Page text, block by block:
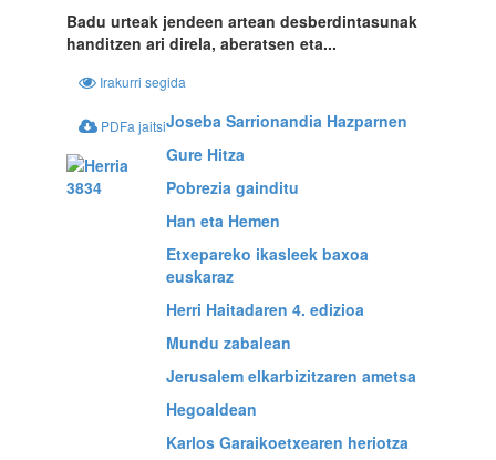
Badu urteak jendeen artean desberdintasunak
handitzen ari direla, aberatsen eta...
Irakurri segida
PDFa jaitsiJoseba Sarrionandia Hazparnen
Gure Hitza
Pobrezia gainditu
Han eta Hemen
Etxepareko ikasleek baxoa
euskaraz
Herri Haitadaren 4. edizioa
Mundu zabalean
Jerusalem elkarbizitzaren ametsa
Hegoaldean
Karlos Garaikoetxearen heriotza